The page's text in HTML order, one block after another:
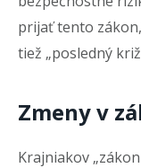
prijať tento
tiež „posledný
Zmeny v
Krajniakov